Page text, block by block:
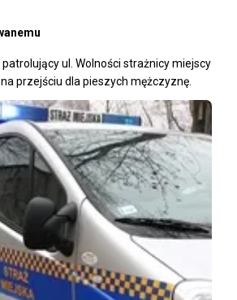
patrolujący ul. Wolności strażnicy miejscy
przejściu dla pieszych mężczyznę.